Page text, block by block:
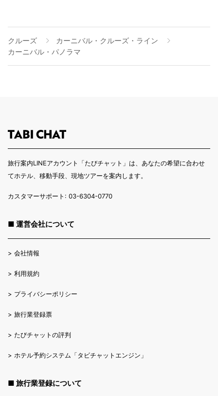
クルーズ
カーニバル・クルーズ・ライン
カーニバル・パノラマ
旅行案内LINEアカウント「たびチャット」は、あなたの希望に合わせ
てホテル、移動手段、現地ツアーを案内します。
カスタマーサポート: 03-6304-0770
■ 運営会社について
> 会社情報
> 利用規約
> プライバシーポリシー
> 旅行業登録票
> たびチャットの評判
> ホテル予約システム「タビチャットエンジン」
■ 旅行業登録について